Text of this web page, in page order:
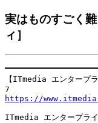
実はものすごく
ィ］
【ITmedia エンタープ
https://
ITmedia エンタープライ